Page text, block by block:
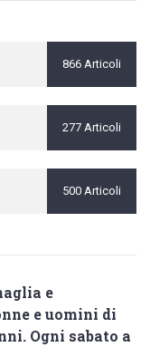
866 Articoli
277 Articoli
500 Articoli
e
e uomini di
Ogni sabato a